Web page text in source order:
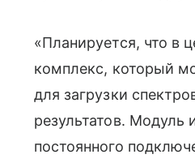
«Планируется, что в
комплекс, который
для загрузки
результатов. Модуль
постоянного